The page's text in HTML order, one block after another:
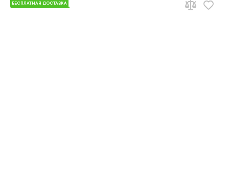
БЕСПЛАТНАЯ ДОСТАВКА